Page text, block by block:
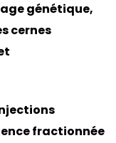
génétique,
cernes
fractionnée